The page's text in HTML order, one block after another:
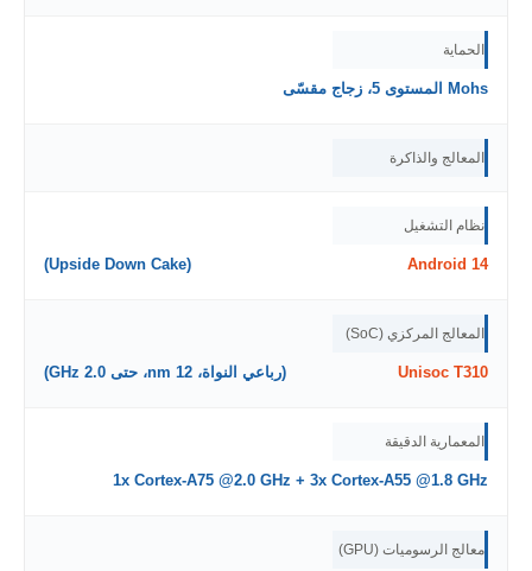
الحماية
Mohs المستوى 5، زجاج مقسّى
المعالج والذاكرة
نظام التشغيل
Android 14
(Upside Down Cake)
المعالج المركزي (SoC)
Unisoc T310 (رباعي النواة، 12 nm، حتى 2.0 GHz)
المعمارية الدقيقة
1x Cortex-A75 @2.0 GHz + 3x Cortex-A55 @1.8 GHz
معالج الرسوميات (GPU)